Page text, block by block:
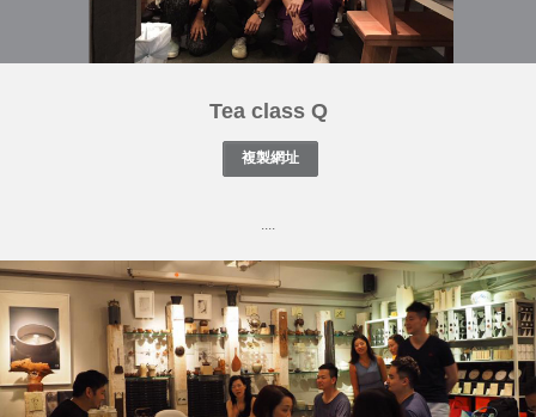
Tea class Q
....